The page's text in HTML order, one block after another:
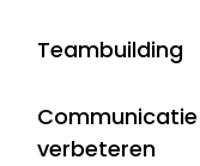
Teambuilding
Communicatie
verbeteren